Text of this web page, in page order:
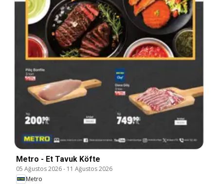
Metro - Et Tavuk Köfte
05 Ağustos 2026- 11 Ağustos 2026
Metro